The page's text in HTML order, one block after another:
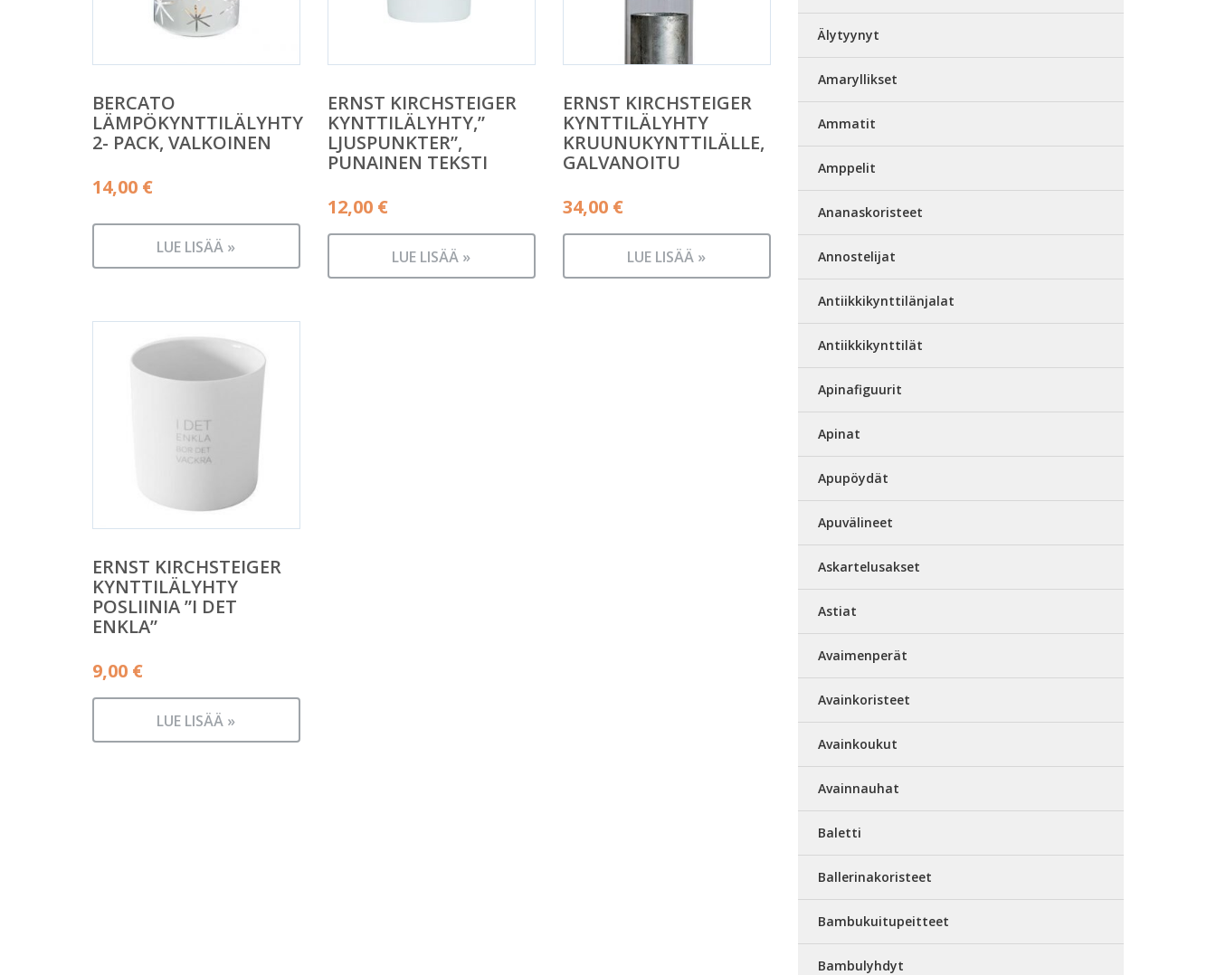
BERCATO
LÄMPÖKYNTTILÄLYHTY
2- PACK, VALKOINEN
14,00 €
LUE LISÄÄ »
ERNST KIRCHSTEIGER
KYNTTILÄLYHTY,”
LJUSPUNKTER”,
PUNAINEN TEKSTI
12,00 €
LUE LISÄÄ »
ERNST KIRCHSTEIGER
KYNTTILÄLYHTY
KRUUNUKYNTTILÄLLE,
GALVANOITU
34,00 €
LUE LISÄÄ »
ERNST KIRCHSTEIGER
KYNTTILÄLYHTY
POSLIINIA ”I DET
ENKLA”
9,00 €
LUE LISÄÄ »
Älytyynyt
Amaryllikset
Ammatit
Amppelit
Ananaskoristeet
Annostelijat
Antiikkikynttilänjalat
Antiikkikynttilät
Apinafiguurit
Apinat
Apupöydät
Apuvälineet
Askartelusakset
Astiat
Avaimenperät
Avainkoristeet
Avainkoukut
Avainnauhat
Baletti
Ballerinakoristeet
Bambukuitupeitteet
Bambulyhdyt